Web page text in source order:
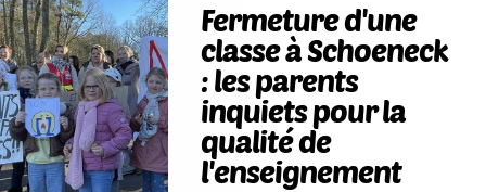
Fermeture d'une
classe à Schoeneck
: les parents
inquiets pour la
qualité de
l'enseignement